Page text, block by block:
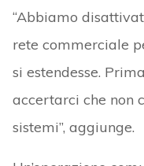
“Abbiamo
rete commerciale
si estendesse.
accertarci che non
sistemi”, aggiunge.